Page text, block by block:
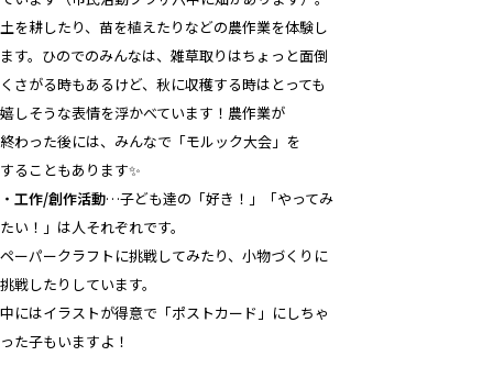
土を耕したり、苗を植えたりなどの農作業を体験し
ます。ひのでのみんなは、雑草取りはちょっと面倒
くさがる時もあるけど、秋に収穫する時はとっても
嬉しそうな表情を浮かべています！農作業が
終わった後には、みんなで「モルック大会」を
することもあります✨
・ 工作/創作活動…子ども達の「好き！」「やってみ
たい！」は人それぞれです。
ペーパークラフトに挑戦してみたり、小物づくりに
挑戦したりしています。
中にはイラストが得意で「ポストカード」にしちゃ
った子もいますよ！